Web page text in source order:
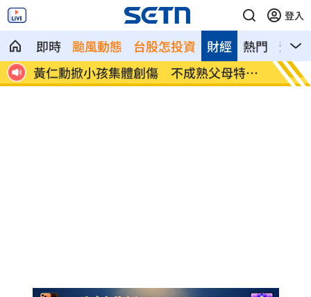
登入
即時 颱風動態 台股怎投資 熱門 影音
財經
徵
氣象女神也累了？口誤「白沙屯颱風」
酸民
嗆